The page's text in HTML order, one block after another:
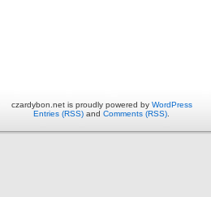
czardybon.net is proudly powered by WordPress
Entries (RSS) and Comments (RSS)